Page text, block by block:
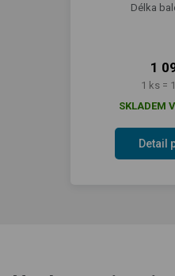
Délka
1
1 ks =
SKLADEM
Detail